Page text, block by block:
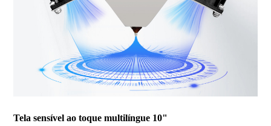
Tela sensível ao toque multilíngue 10"